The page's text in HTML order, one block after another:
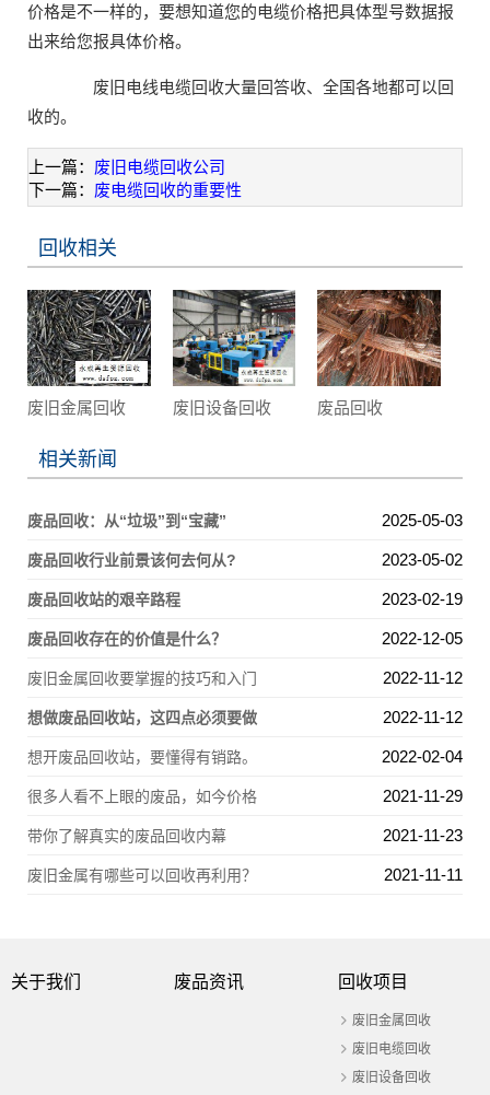
价格是不一样的，要想知道您的电缆价格把具体型号数据报
出来给您报具体价格。
废旧电线电缆回收大量回答收、全国各地都可以回
收的。
上一篇： 废旧电缆回收公司
下一篇： 废电缆回收的重要性
回收相关
废旧金属回收 废旧设备回收 废品回收
相关新闻
废品回收：从“垃圾”到“宝藏” 2025-05-03
废品回收行业前景该何去何从? 2023-05-02
废品回收站的艰辛路程 2023-02-19
废品回收存在的价值是什么？ 2022-12-05
废旧金属回收要掌握的技巧和入门 2022-11-12
想做废品回收站，这四点必须要做 2022-11-12
想开废品回收站，要懂得有销路。 2022-02-04
很多人看不上眼的废品，如今价格 2021-11-29
带你了解真实的废品回收内幕 2021-11-23
废旧金属有哪些可以回收再利用？ 2021-11-11
关于我们 废品资讯 回收项目
废旧金属回收
废旧电缆回收
废旧设备回收